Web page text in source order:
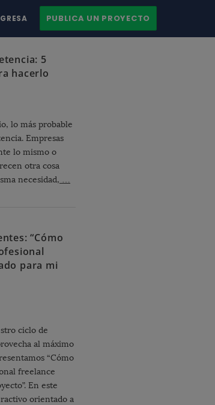
PUBLICA UN PROYECTO
5
hacerlo
lo más probable
Empresas
lo mismo o
otra cosa
necesidad, …
“Cómo
para mi
ciclo de
al máximo
“Cómo
freelance
En este
orientado a